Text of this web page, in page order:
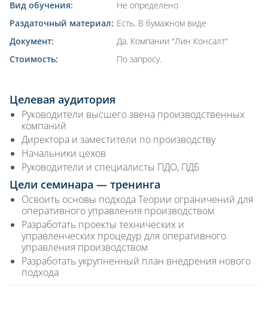
Вид обучения:
Не определено
Раздаточный материал: Есть. В бумажном виде
Документ:
Да. Компании "Лин Консалт"
Стоимость:
По запросу.
Целевая аудитория
Руководители высшего звена производственных
компаний
Директора и заместители по производству
Начальники цехов
Руководители и специалисты ПДО, ПДБ
Цели семинара — тренинга
Освоить основы подхода Теории ограничений для
оперативного управления производством
Разработать проекты технических и
управленческих процедур для оперативного
управления производством
Разработать укрупненный план внедрения нового
подхода